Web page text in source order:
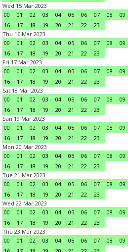
Wed 15 Mar 2023
00
01 02 03 04 05 06 07 08 09
16
17 18 19 20 21 22
23
Thu 16 Mar 2023
00
01 02 03 04 05 06 07 08 09
16
17 18 19 20 21 22
23
Fri 17 Mar 2023
00
01 02 03 04 05 06 07 08 09
16
17 18 19 20 21 22
23
Sat 18 Mar 2023
00
01 02 03 04 05 06 07 08 09
16
17 18 19 20 21 22
23
Sun 19 Mar 2023
00
01 02 03 04 05 06 07 08 09
16
17 18 19 20 21 22
23
Mon 20 Mar 2023
00
01 02 03 04 05 06 07 08 09
16
17 18 19 20 21 22
23
Tue 21 Mar 2023
00
01 02 03 04 05 06 07 08 09
16
17 18 19 20 21 22
23
Wed 22 Mar 2023
00
01 02 03 04 05 06 07 08 09
16
17 18 19 20 21 22
23
Thu 23 Mar 2023
00
01 02 03 04 05 06 07 08 09